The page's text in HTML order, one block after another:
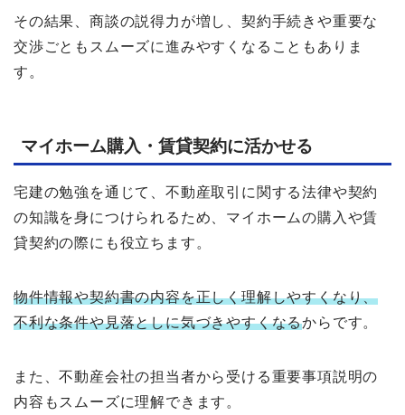
その結果、商談の説得力が増し、契約手続きや重要な
交渉ごともスムーズに進みやすくなることもありま
す。
マイホーム購入・賃貸契約に活かせる
宅建の勉強を通じて、不動産取引に関する法律や契約
の知識を身につけられるため、マイホームの購入や賃
貸契約の際にも役立ちます。
物件情報や契約書の内容を正しく理解しやすくなり、
不利な条件や見落としに気づきやすくなるからです。
また、不動産会社の担当者から受ける重要事項説明の
内容もスムーズに理解できます。